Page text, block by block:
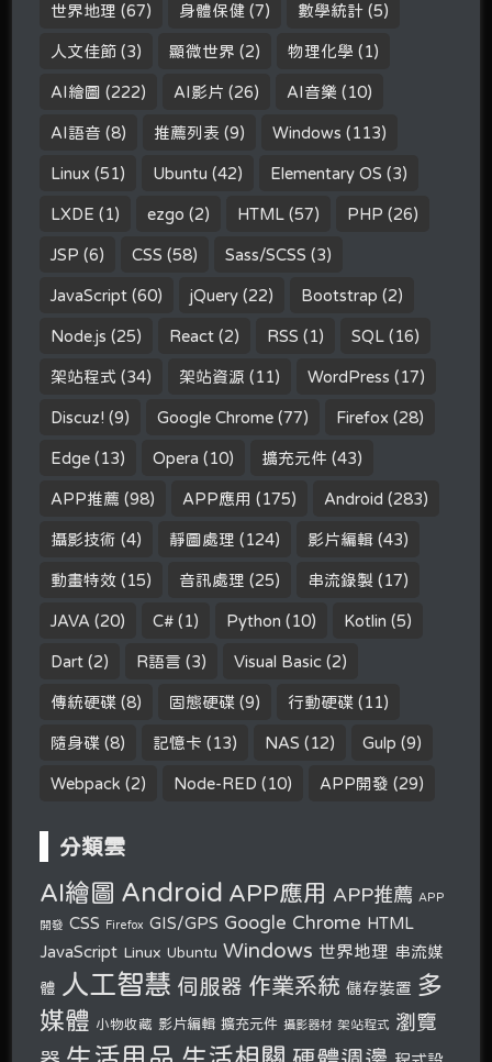
世界地理 (67) 身體保健 (7) 數學統計 (5)
人文佳節 (3) 顯微世界 (2) 物理化學 (1)
AI繪圖 (222) AI影片 (26) AI音樂 (10)
AI語音 (8) 推薦列表 (9) Windows (113)
Linux (51) Ubuntu (42) Elementary OS (3)
LXDE (1) ezgo (2) HTML (57) PHP (26)
JSP (6) CSS (58) Sass/SCSS (3)
JavaScript (60) jQuery (22) Bootstrap (2)
Node.js (25) React (2) RSS (1) SQL (16)
架站程式 (34) 架站資源 (11) WordPress (17)
Discuz! (9) Google Chrome (77) Firefox (28)
Edge (13) Opera (10) 擴充元件 (43)
APP推薦 (98) APP應用 (175) Android (283)
攝影技術 (4) 靜圖處理 (124) 影片編輯 (43)
動畫特效 (15) 音訊處理 (25) 串流錄製 (17)
JAVA (20) C# (1) Python (10) Kotlin (5)
Dart (2) R語言 (3) Visual Basic (2)
傳統硬碟 (8) 固態硬碟 (9) 行動硬碟 (11)
隨身碟 (8) 記憶卡 (13) NAS (12) Gulp (9)
Webpack (2) Node-RED (10) APP開發 (29)
分類雲
AI繪圖 Android APP應用 APP推薦 APP
開發 CSS Firefox GIS/GPS Google Chrome HTML
JavaScript Linux Ubuntu Windows 世界地理 串流媒
體 人工智慧 伺服器 作業系統 儲存裝置 多
媒體 小物收藏 影片編輯 擴充元件 攝影器材 架站程式
瀏覽
生活用品 生活相關